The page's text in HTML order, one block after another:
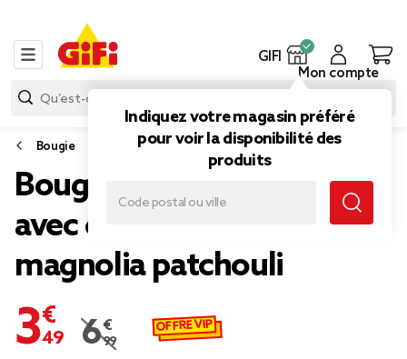
GIFI
Indiquez votre magasin préféré
pour voir la disponibilité des
produits
Mon compte
Bougie
Bougie dans mug en verre
avec couvercle senteur
magnolia patchouli
3,49 €
Prix remisé de 6,99 € à 3,49 €
6,99 € OFFRE VIP